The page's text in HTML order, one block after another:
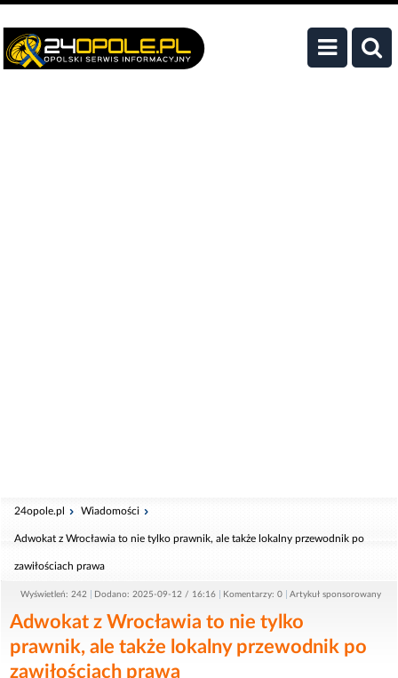
24opole.pl Wiadomości
Adwokat z Wrocławia to nie tylko prawnik, ale także lokalny przewodnik po
zawiłościach prawa
Wyświetleń: 242 Dodano: 2025-09-12 / 16:16 Komentarzy: 0 Artykuł sponsorowany
Adwokat z Wrocławia to nie tylko
prawnik, ale także lokalny przewodnik po
zawiłościach prawa